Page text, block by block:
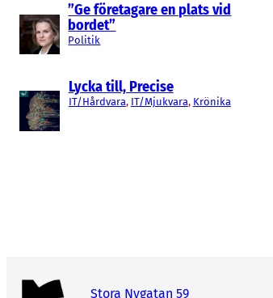
”Ge företagare en plats vid
bordet”
Politik
Lycka till, Precise
IT/Hårdvara, IT/Mjukvara, Krönika
Stora Nygatan 59